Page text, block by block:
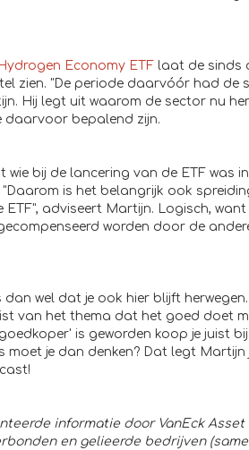
Economy ETF laat de sinds
zien. "De periode daarvóór had de
Hij legt uit waarom de sector nu
daarvoor bepalend zijn.
wie bij de lancering van de ETF was
is het belangrijk ook
ETF", adviseert Martijn. Logisch,
worden door de
dan wel dat je ook hier blijft
van het thema dat het goed doet
is geworden koop je juist
moet je dan denken? Dat legt Martijn
informatie door VanEck Asset
en gelieerde bedrijven